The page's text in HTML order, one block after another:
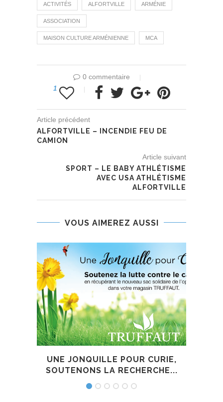
ACTIVITÉS ALFORTVILLE ARMÉNIE
ASSOCIATION
MAISON CULTURE ARMÉNIENNE MCA
0 commentaire
1
Article précédent
ALFORTVILLE – INCENDIE FEU DE
CAMION
Article suivant
SPORT – LE BABY ATHLÉTISME
AVEC USA ATHLÉTISME
ALFORTVILLE
VOUS AIMEREZ AUSSI
UNE JONQUILLE POUR CURIE,
SOUTENONS LA RECHERCHE...